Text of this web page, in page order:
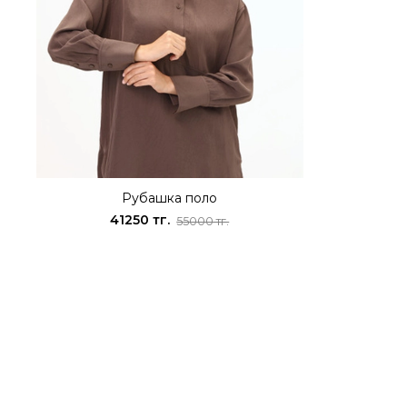
Рубашка поло
41250 тг. 55000 тг.